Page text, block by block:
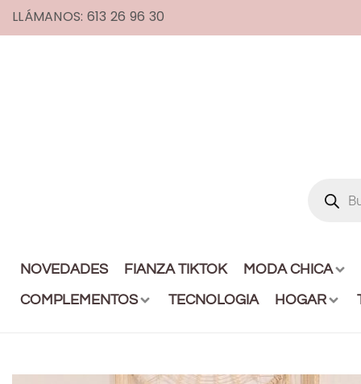
LLÁMANOS: 613 26 96 30
NOVEDADES FIANZA TIKTOK
MODA CHICA
COMPLEMENTOS
TECNOLOGIA HOGAR